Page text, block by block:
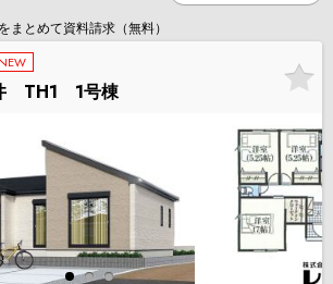
まとめて資料請求（無料）
NEW
TH1 1号棟